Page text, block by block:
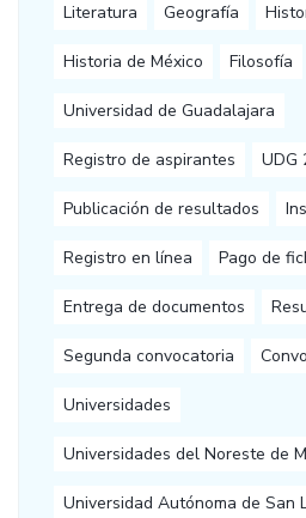
Literatura Geografía
Historia de México Filosofía
Universidad de Guadalajara
Registro de aspirantes UDG
Publicación de resultados
Registro en línea Pago de
Entrega de documentos
Segunda convocatoria
Universidades
Universidades del Noreste de
Universidad Autónoma de San